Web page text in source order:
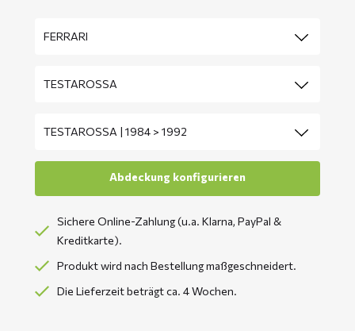
Sichere Online-Zahlung (u.a. Klarna, PayPal &
Kreditkarte).
Produkt wird nach Bestellung maßgeschneidert.
Die Lieferzeit beträgt ca. 4 Wochen.